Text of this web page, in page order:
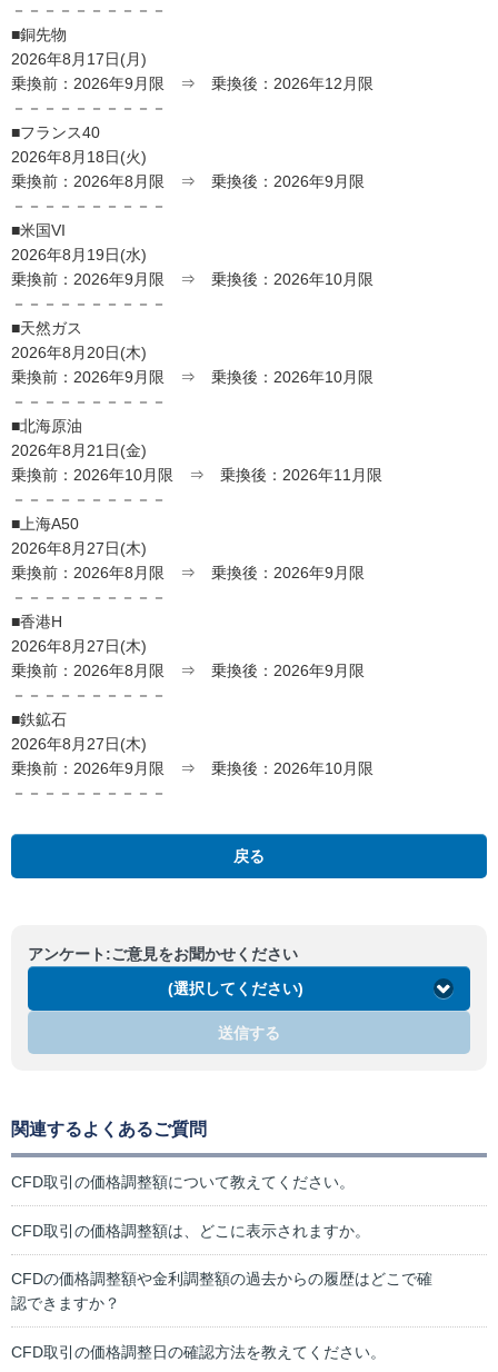
－－－－－－－－－－
■銅先物
2026年8月17日(月)
乗換前：2026年9月限 ⇒ 乗換後：2026年12月限
－－－－－－－－－－
■フランス40
2026年8月18日(火)
乗換前：2026年8月限 ⇒ 乗換後：2026年9月限
－－－－－－－－－－
■米国VI
2026年8月19日(水)
乗換前：2026年9月限 ⇒ 乗換後：2026年10月限
－－－－－－－－－－
■天然ガス
2026年8月20日(木)
乗換前：2026年9月限 ⇒ 乗換後：2026年10月限
－－－－－－－－－－
■北海原油
2026年8月21日(金)
乗換前：2026年10月限 ⇒ 乗換後：2026年11月限
－－－－－－－－－－
■上海A50
2026年8月27日(木)
乗換前：2026年8月限 ⇒ 乗換後：2026年9月限
－－－－－－－－－－
■香港H
2026年8月27日(木)
乗換前：2026年8月限 ⇒ 乗換後：2026年9月限
－－－－－－－－－－
■鉄鉱石
2026年8月27日(木)
乗換前：2026年9月限 ⇒ 乗換後：2026年10月限
－－－－－－－－－－
戻る
アンケート:ご意見をお聞かせください
(選択してください)
送信する
関連するよくあるご質問
CFD取引の価格調整額について教えてください。
CFD取引の価格調整額は、どこに表示されますか。
CFDの価格調整額や金利調整額の過去からの履歴はどこで確
認できますか？
CFD取引の価格調整日の確認方法を教えてください。